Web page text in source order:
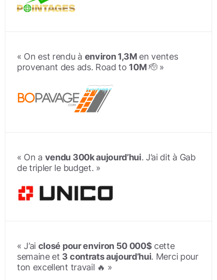
« On est rendu à environ 1,3Men ventes
provenant des ads. Road to 10M🫡 »
« On a vendu 300k aujourd’hui. J’ai dit à Gab
de tripler le budget. »
« J’ai closé pour environ 50 000$ cette
semaine et 3 contrats aujourd’hui. Merci pour
ton excellent travail 🔥 »